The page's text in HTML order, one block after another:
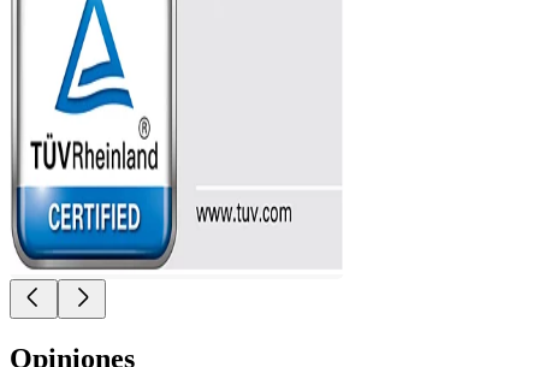
Opiniones